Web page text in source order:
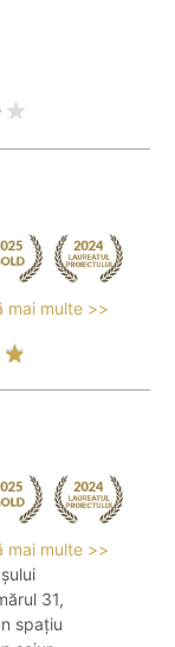
mai multe >>
mai multe >>
31,
spațiu